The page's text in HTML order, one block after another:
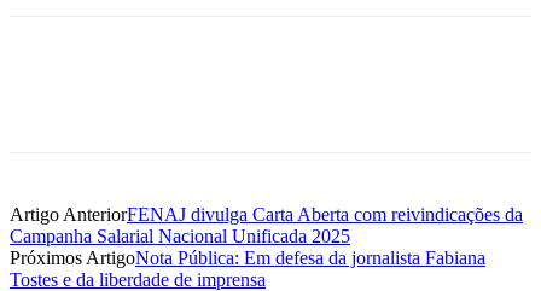
Artigo AnteriorFENAJ divulga Carta Aberta com reivindicações da
Campanha Salarial Nacional Unificada 2025
Próximos ArtigoNota Pública: Em defesa da jornalista Fabiana
Tostes e da liberdade de imprensa